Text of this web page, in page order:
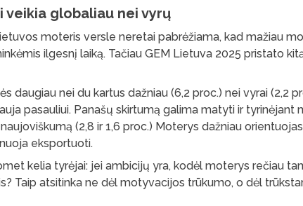
veikia globaliau nei vyrų
moteris versle neretai pabrėžiama, kad mažiau
ilgesnį laiką. Tačiau GEM Lietuva 2025 pristato
daugiau nei du kartus dažniau (6,2 proc.) nei vyrai (2,2
pasauliui. Panašų skirtumą galima matyti ir tyrinėjant
(2,8 ir 1,6 proc.) Moterys dažniau
eksportuoti.
kelia tyrėjai: jei ambicijų yra, kodėl moterys rečiau
Taip atsitinka ne dėl motyvacijos trūkumo, o dėl